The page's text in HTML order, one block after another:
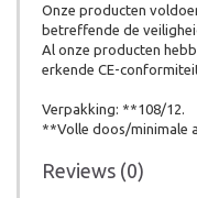
Onze producten
betreffende de
Al onze producten
erkende CE-
Verpakking: **108/12.
**Volle doos/minimale
Reviews (0)